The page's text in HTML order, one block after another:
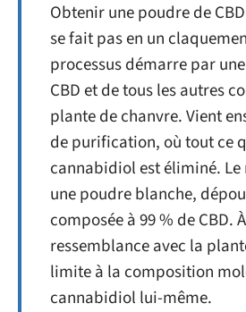
Obtenir une poudre de
se fait pas en un
processus démarre par
CBD et de tous les autres
plante de chanvre. Vient
de purification, où tout ce
cannabidiol est éliminé.
une poudre blanche,
composée à 99 % de CBD.
ressemblance avec la
limite à la composition
cannabidiol lui-même.